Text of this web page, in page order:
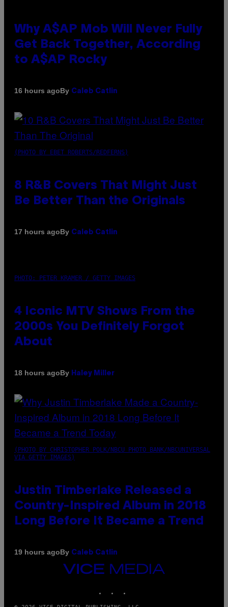
Why A$AP Mob Will Never Fully
Get Back Together, According
to A$AP Rocky
16 hours agoBy Caleb Catlin
(PHOTO BY EBET ROBERTS/REDFERNS)
8 R&B Covers That Might Just
Be Better Than the Originals
17 hours agoBy Caleb Catlin
PHOTO: PETER KRAMER / GETTY IMAGES
4 Iconic MTV Shows From the
2000s You Definitely Forgot
About
18 hours agoBy Haley Miller
(PHOTO BY CHRISTOPHER POLK/NBCU PHOTO BANK/NBCUNIVERSAL
VIA GETTY IMAGES)
Justin Timberlake Released a
Country-Inspired Album in 2018
Long Before It Became a Trend
19 hours agoBy Caleb Catlin
VICE
MEDIA